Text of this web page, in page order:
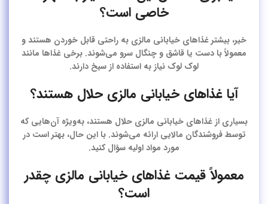
خاصی است؟
خیر، بیشتر غذاهای خیابانی مالزی به راحتی قابل خوردن هستند و
معمولاً با دست یا قاشق و چنگال سرو می‌شوند. برخی غذاها مانند
لوک لوک نیاز به استفاده از سیخ دارند.
آیا غذاهای خیابانی مالزی حلال هستند؟
بسیاری از غذاهای خیابانی مالزی حلال هستند، به‌ویژه آن‌هایی که
توسط فروشندگان مالایی ارائه می‌شوند. با این حال، بهتر است در
مورد مواد اولیه سؤال کنید.
معمولاً قیمت غذاهای خیابانی مالزی چقدر
است؟